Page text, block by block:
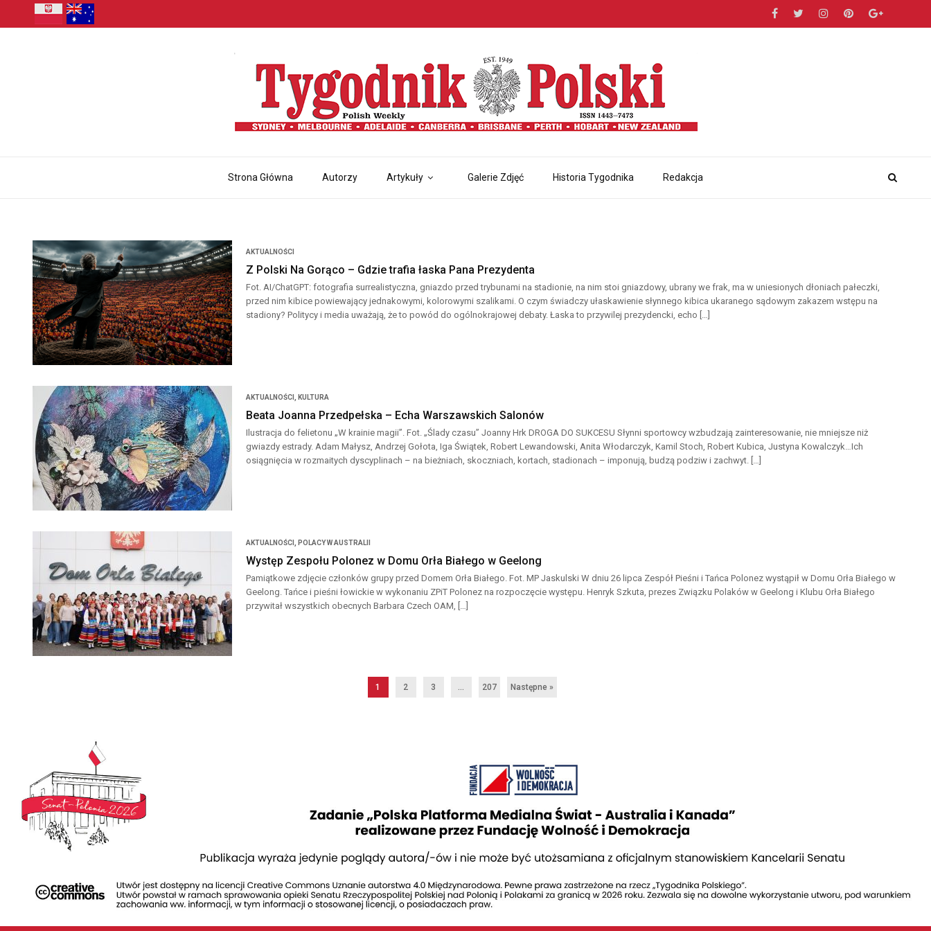
Strona Główna Autorzy Artykuły Galerie Zdjęć Historia Tygodnika Redakcja
AKTUALNOŚCI
Z Polski Na Gorąco – Gdzie trafia łaska Pana Prezydenta
Fot. AI/ChatGPT: fotografia surrealistyczna, gniazdo przed trybunami na stadionie, na nim stoi gniazdowy, ubrany we frak, ma w uniesionych dłoniach pałeczki,
przed nim kibice powiewający jednakowymi, kolorowymi szalikami. O czym świadczy ułaskawienie słynnego kibica ukaranego sądowym zakazem wstępu na
stadiony? Politycy i media uważają, że to powód do ogólnokrajowej debaty. Łaska to przywilej prezydencki, echo […]
AKTUALNOŚCI KULTURA
Beata Joanna Przedpełska – Echa Warszawskich Salonów
Ilustracja do felietonu „W krainie magii”. Fot. „Ślady czasu” Joanny Hrk DROGA DO SUKCESU Słynni sportowcy wzbudzają zainteresowanie, nie mniejsze niż
gwiazdy estrady. Adam Małysz, Andrzej Gołota, Iga Świątek, Robert Lewandowski, Anita Włodarczyk, Kamil Stoch, Robert Kubica, Justyna Kowalczyk…Ich
osiągnięcia w rozmaitych dyscyplinach – na bieżniach, skoczniach, kortach, stadionach – imponują, budzą podziw i zachwyt. […]
AKTUALNOŚCI POLACY W AUSTRALII
Występ Zespołu Polonez w Domu Orła Białego w Geelong
Pamiątkowe zdjęcie członków grupy przed Domem Orła Białego. Fot. MP Jaskulski W dniu 26 lipca Zespół Pieśni i Tańca Polonez wystąpił w Domu Orła Białego w
Geelong. Tańce i pieśni łowickie w wykonaniu ZPiT Polonez na rozpoczęcie występu. Henryk Szkuta, prezes Związku Polaków w Geelong i Klubu Orła Białego
przywitał wszystkich obecnych Barbara Czech OAM, […]
1 2 3 … 207 Następne »